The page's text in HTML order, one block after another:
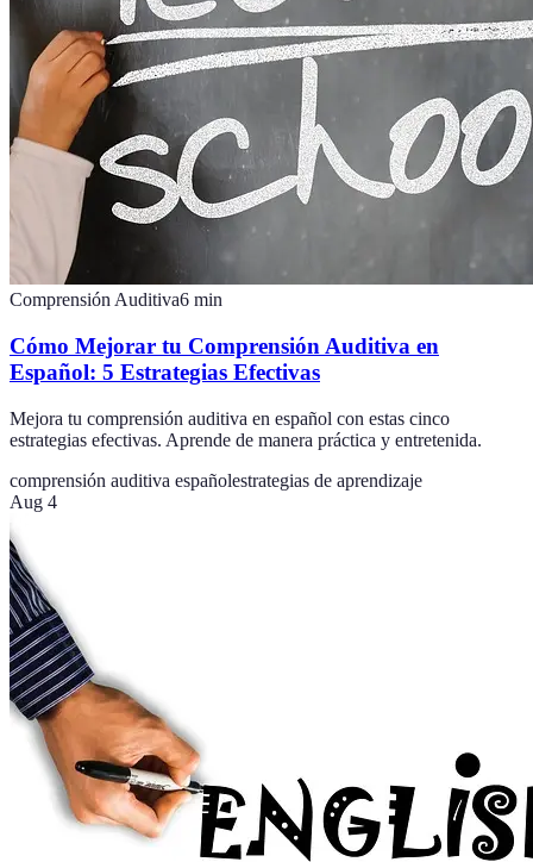
Comprensión Auditiva6 min
Cómo Mejorar tu Comprensión Auditiva en
Español: 5 Estrategias Efectivas
Mejora tu comprensión auditiva en español con estas cinco
estrategias efectivas. Aprende de manera práctica y entretenida.
comprensión auditiva españolestrategias de aprendizaje
Aug 4